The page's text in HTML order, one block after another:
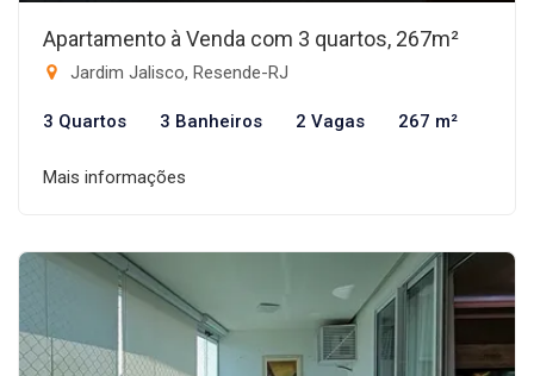
Apartamento à Venda com 3 quartos, 267m²
Jardim Jalisco, Resende-RJ
3 Quartos 3 Banheiros 2 Vagas 267 m²
Mais informações